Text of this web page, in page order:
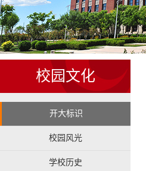
校园文化
开大标识
校园风光
学校历史